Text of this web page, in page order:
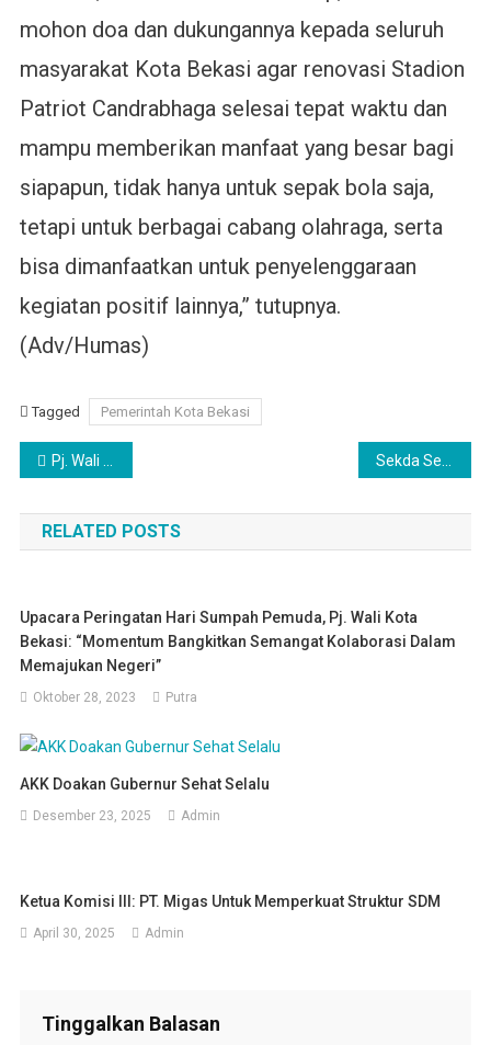
mohon doa dan dukungannya kepada seluruh
masyarakat Kota Bekasi agar renovasi Stadion
Patriot Candrabhaga selesai tepat waktu dan
mampu memberikan manfaat yang besar bagi
siapapun, tidak hanya untuk sepak bola saja,
tetapi untuk berbagai cabang olahraga, serta
bisa dimanfaatkan untuk penyelenggaraan
kegiatan positif lainnya,” tutupnya.
(Adv/Humas)
Tagged Pemerintah Kota Bekasi
Navigasi
pos
Pj. Wali Kota Bekasi, Gani Muhamad Lantik Kepala Dinas Pariwisata dan Kebudayaan Kota Bekasi
RELATED POSTS
Upacara Peringatan Hari Sumpah Pemuda, Pj. Wali Kota
Bekasi: “Momentum Bangkitkan Semangat Kolaborasi Dalam
Memajukan Negeri”
Oktober 28, 2023 Putra
AKK Doakan Gubernur Sehat Selalu
Desember 23, 2025 Admin
Ketua Komisi III: PT. Migas Untuk Memperkuat Struktur SDM
April 30, 2025 Admin
Tinggalkan Balasan